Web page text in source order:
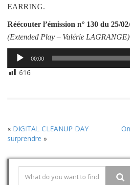
EARRING.
Réécouter l’émission n° 130 du 25/
(Extended Play – Valérie LAGRANGE)
Lecteur
audio
00:00
616
« DIGITAL CLEANUP DAY
surprendre »